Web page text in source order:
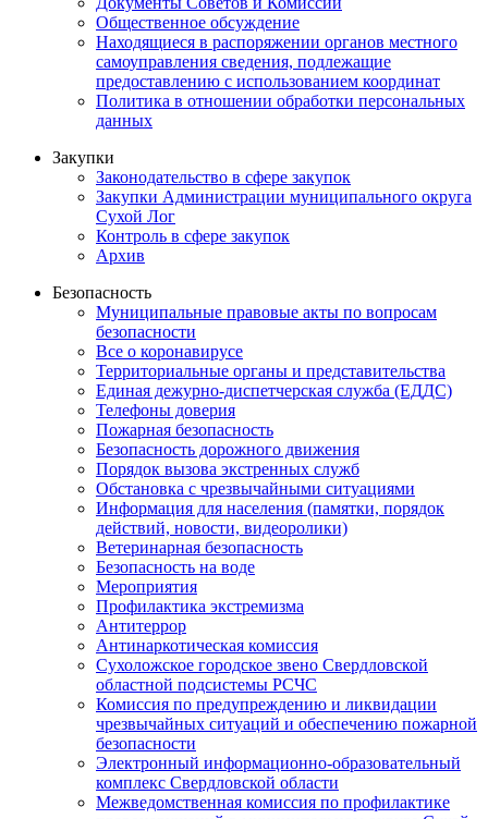
Общественное обсуждение
Находящиеся в распоряжении органов местного
самоуправления сведения, подлежащие
предоставлению с использованием координат
Политика в отношении обработки персональных
данных
Закупки
Законодательство в сфере закупок
Закупки Администрации муниципального округа
Сухой Лог
Контроль в сфере закупок
Архив
Безопасность
Муниципальные правовые акты по вопросам
безопасности
Все о коронавирусе
Территориальные органы и представительства
Единая дежурно-диспетчерская служба (ЕДДС)
Телефоны доверия
Пожарная безопасность
Безопасность дорожного движения
Порядок вызова экстренных служб
Обстановка с чрезвычайными ситуациями
Информация для населения (памятки, порядок
действий, новости, видеоролики)
Ветеринарная безопасность
Безопасность на воде
Мероприятия
Профилактика экстремизма
Антитеррор
Антинаркотическая комиссия
Сухоложское городское звено Свердловской
областной подсистемы РСЧС
Комиссия по предупреждению и ликвидации
чрезвычайных ситуаций и обеспечению пожарной
безопасности
Электронный информационно-образовательный
комплекс Cвердловской области
Межведомственная комиссия по профилактике